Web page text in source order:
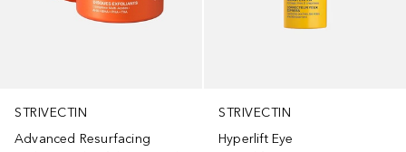
STRIVECTIN
Advanced Resurfacing
STRIVECTIN
Hyperlift Eye